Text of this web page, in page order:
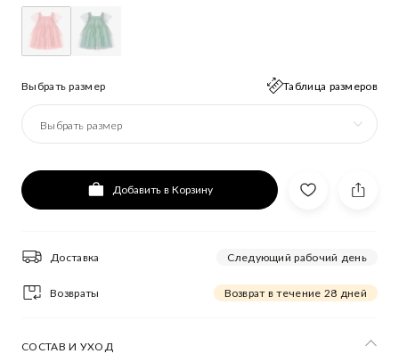
Выбрать размер Таблица размеров
Выбрать размер
Добавить в Корзину
Доставка Следующий рабочий день
Возвраты Возврат в течение 28 дней
СОСТАВ И УХОД